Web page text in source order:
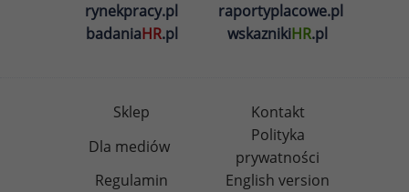
rynekpracy.pl
raportyplacowe.pl
badaniaHR.pl wskaznikiHR.pl
Sklep
Kontakt
Dla mediów
Polityka
prywatności
Regulamin
English version